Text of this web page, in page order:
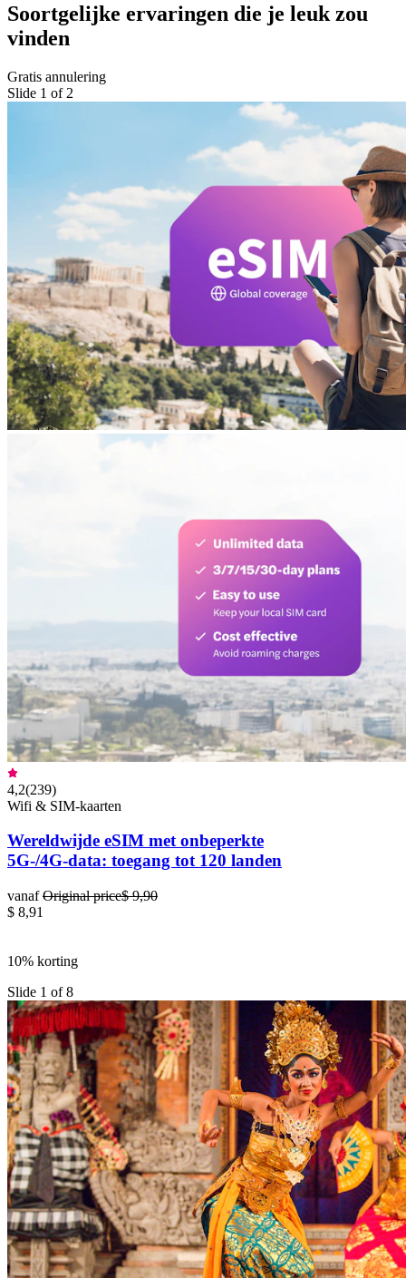
Soortgelijke ervaringen die je leuk zou
vinden
Gratis annulering
Slide 1 of 2
4,2(239)
Wifi & SIM-kaarten
Wereldwijde eSIM met onbeperkte
5G-/4G-data: toegang tot 120 landen
vanafOriginal price$ 9,90
$ 8,91
10% korting
Slide 1 of 8